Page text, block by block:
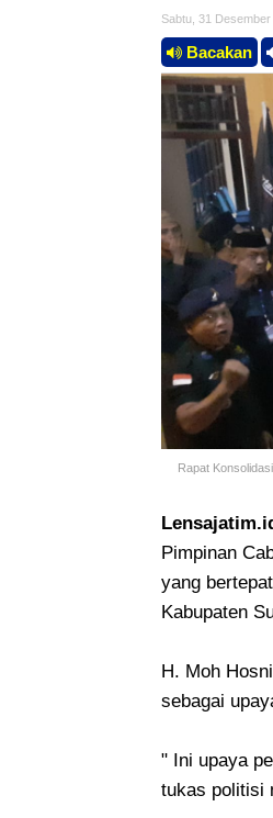
Sabtu, 31
Bacakan
Rapat
Pimpinan
yang
Kabupaten
H. Moh
sebagai
" Ini upaya
tukas politisi